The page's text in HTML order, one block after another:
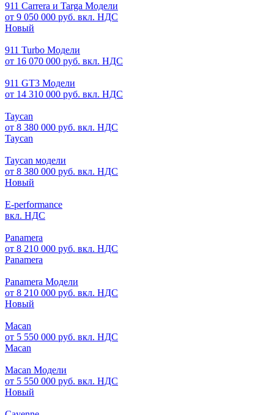
911 Carrera и Targa Модели
от 9 050 000 руб. вкл. НДС
Новый
911 Turbo Модели
от 16 070 000 руб. вкл. НДС
911 GT3 Модели
от 14 310 000 руб. вкл. НДС
Taycan
от 8 380 000 руб. вкл. НДС
Taycan
Taycan модели
от 8 380 000 руб. вкл. НДС
Новый
E-performance
вкл. НДС
Panamera
от 8 210 000 руб. вкл. НДС
Panamera
Panamera Модели
от 8 210 000 руб. вкл. НДС
Новый
Macan
от 5 550 000 руб. вкл. НДС
Macan
Macan Модели
от 5 550 000 руб. вкл. НДС
Новый